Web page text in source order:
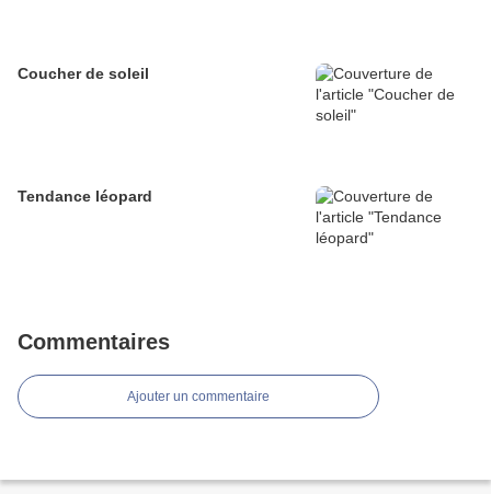
Coucher de soleil
Tendance léopard
Commentaires
Ajouter un commentaire